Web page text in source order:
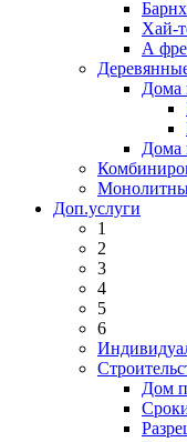
Хай-
А
Дома
Дома
Доп.услуги
1
2
3
4
5
6
Дом